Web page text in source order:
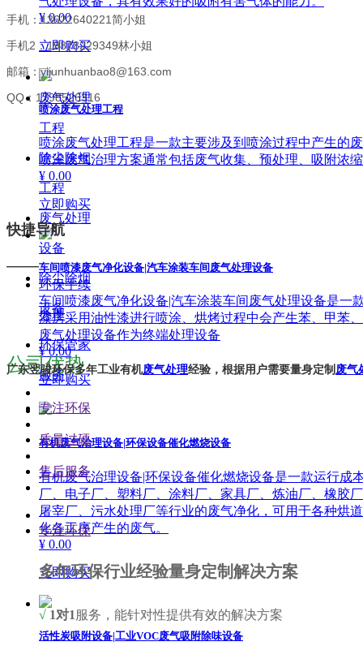
¥ 0.00
立即购买
喷涂废气处理工程
喷涂废气处理工程是一款主要涉及到喷涂过程中产生的
喷涂废气治理方案通常包括废气收集、预处理、吸附浓
¥ 0.00
立即购买
车间喷漆废气净化设备|汽车涂装车间废气处理设备
车间喷漆废气净化设备|汽车涂装车间废气处理设备是一
漆房采用油性漆进行喷涂、烘烤过程中会产生苯、甲苯
废气处理设备作为终端处理设备
¥ 0.00
立即购买
有机废气治理设备|环保设备催化燃烧设备
有机废气治理设备|环保设备催化燃烧设备是一款运行成
厂、电子厂、塑料厂、涂料厂、家具厂、炼油厂、橡胶
屠宰厂、污水处理厂等行业的废气净化，可用于各种烘
化各工序产生的废气。
¥ 0.00
立即购买
活性炭吸附设备|工业VOC废气吸附除味设备
公司优势
专注环保
质量过硬
售后服务
专注环保
多年环保行业经验量身定制解决方案
√ 1对1 服务，能针对性提供有效的解决方案
手机：13622640221简小姐
手机2：19878229349林小姐
邮箱：yijunhuanbao8@163.com
QQ：1798526316
废气处理
工程
除尘除烟
工程
废气处理
设备
除尘除烟
设备
快捷导航
——
环保手续
办理
环保管家
服务
广东翌骏环保多年工业有机废气处理经验，根据用户需要量身定制 废气